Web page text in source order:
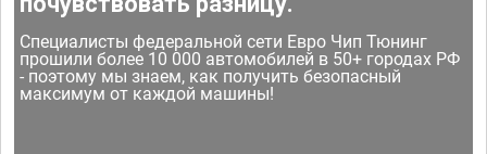
Специалисты федеральной сети Евро Чип Тюнинг
прошили более 10 000 автомобилей в 50+ городах РФ
- поэтому мы знаем, как получить безопасный
максимум от каждой машины!